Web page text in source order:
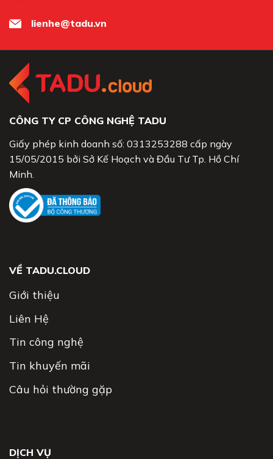
lienhe@tadu.vn
CÔNG TY CP CÔNG NGHỆ TADU
Giấy phép kinh doanh số: 0313253288 cấp ngày
15/05/2015 bởi Sở Kế Hoạch và Đầu Tư Tp. Hồ Chí
Minh.
VỀ TADU.CLOUD
Giới thiệu
Liên Hệ
Tin công nghệ
Tin khuyến mãi
Câu hỏi thường gặp
DỊCH VỤ